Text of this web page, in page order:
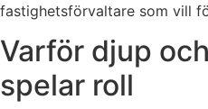
fastighetsförvaltare som vill
Varför djup
spelar roll